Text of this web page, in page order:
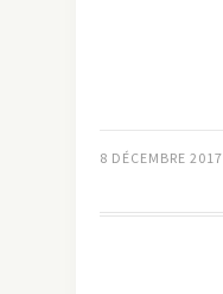
8 DÉCEMBRE 2017